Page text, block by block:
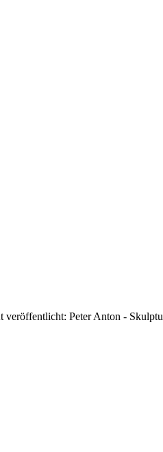
Peter Anton -